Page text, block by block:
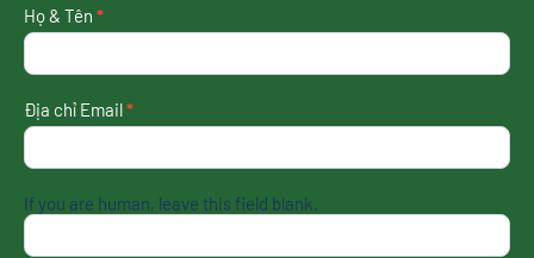
nhận
tin
nhất
Họ & Tên *
Địa chỉ Email*
If you are human, leave this field blank.